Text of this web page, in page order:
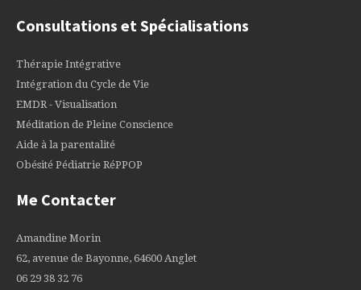
Consultations et Spécialisations
Thérapie Intégrative
Intégration du Cycle de Vie
EMDR - Visualisation
Méditation de Pleine Conscience
Aide à la parentalité
Obésité Pédiatrie RéPPOP
Me Contacter
Amandine Morin
62, avenue de Bayonne, 64600 Anglet
06 29 38 32 76